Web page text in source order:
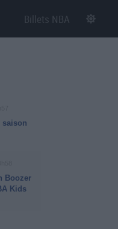
Billets NBA
saison
Boozer
Kids